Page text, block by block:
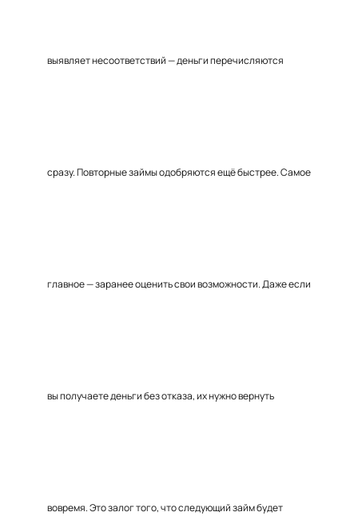
выявляет несоответствий — деньги перечисляются
сразу. Повторные займы одобряются ещё быстрее. Самое
главное — заранее оценить свои возможности. Даже если
вы получаете деньги без отказа, их нужно вернуть
вовремя. Это залог того, что следующий займ будет